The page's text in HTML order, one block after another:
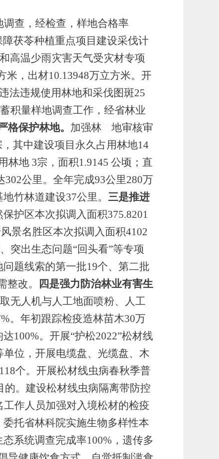
查，经检查，样地合格率
茯苓种植重点项目建设采伐计
高温少雨灾害天气受灾材专项
米，出材10.13948万立方米。开
法违规使用林地和采伐图斑25
积量样地调查工作，经省林业
格保护林地。 加强林
地审核审
，其中建设项目永久占用林地14
林地 3宗，面积1.9145 公顷；直
公里。全年完成93公里280万
竹林道建设37公里。 三是推进
护区本次拟调入面积375.8201
景名胜区本次拟调入面积4102
突出生态问题“回头看”等专项
题线索的第一批19个、第二批
整改。
四是强力防治林业有害生
无人机与人工地面喷粉、
人工
%。 年初跟踪检疫造林苗木30万
达100%。 开展“护松2022”松材线
位，开展电缆盘、光缆盘、木
118个。 开展松材线虫病春秋季普
的。建设松材线虫病隔离带防控
作人员加强对入境松材的检疫
委托省林科院实施生物多样性本
态系统调查完成率100%，遗传多